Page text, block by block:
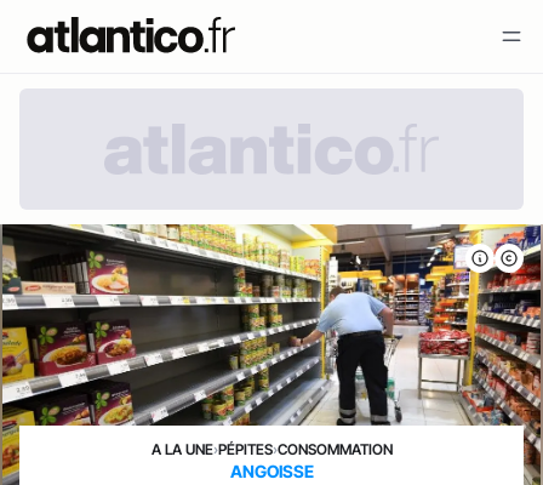
A LA UNE›PÉPITES›CONSOMMATION
ANGOISSE